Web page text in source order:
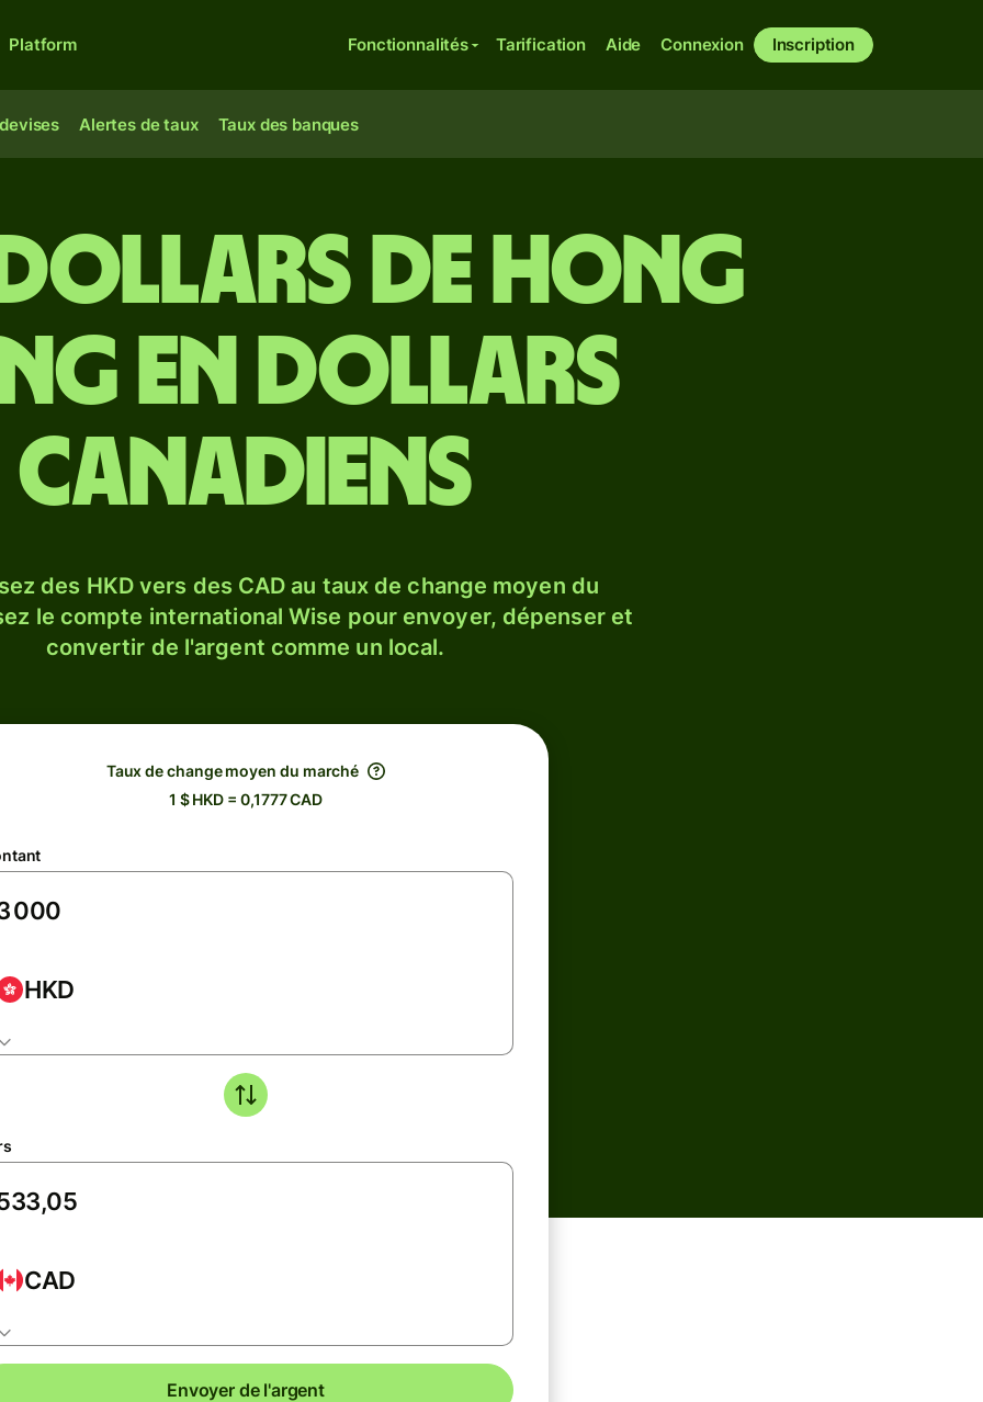
Platform Fonctionnalités Tarification Aide Connexion Inscription
Alertes de taux Taux des banques
dollars de Hong
en dollars
canadiens
des HKD vers des CAD au taux de change moyen du
le compte international Wise pour envoyer, dépenser et
convertir de l'argent comme un local.
Taux de change moyen du marché
1 $ HKD = 0,1777 CAD
HKD
CAD
Envoyer de l'argent